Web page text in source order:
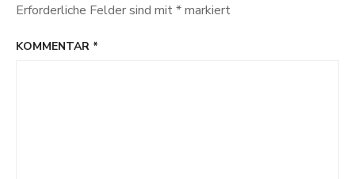
Erforderliche Felder sind mit*markiert
KOMMENTAR *